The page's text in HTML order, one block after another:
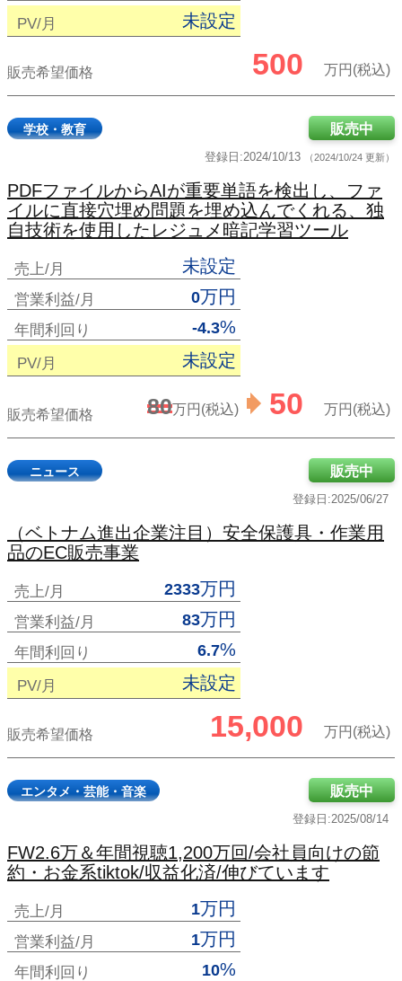
PV/月 未設定
販売希望価格 500 万円(税込)
学校・教育
登録日:2024/10/13 （2024/10/24 更新）
販売中
PDFファイルからAIが重要単語を検出し、ファ
イルに直接穴埋め問題を埋め込んでくれる、独
自技術を使用したレジュメ暗記学習ツール
売上/月 未設定
営業利益/月 0万円
年間利回り -4.3%
PV/月 未設定
販売希望価格 80万円(税込) 50 万円(税込)
ニュース
登録日:2025/06/27
販売中
（ベトナム進出企業注目）安全保護具・作業用
品のEC販売事業
売上/月 2333万円
営業利益/月 83万円
年間利回り 6.7%
PV/月 未設定
販売希望価格 15,000 万円(税込)
エンタメ・芸能・音楽
登録日:2025/08/14
販売中
FW2.6万＆年間視聴1,200万回/会社員向けの節
約・お金系tiktok/収益化済/伸びています
売上/月 1万円
営業利益/月 1万円
年間利回り 10%